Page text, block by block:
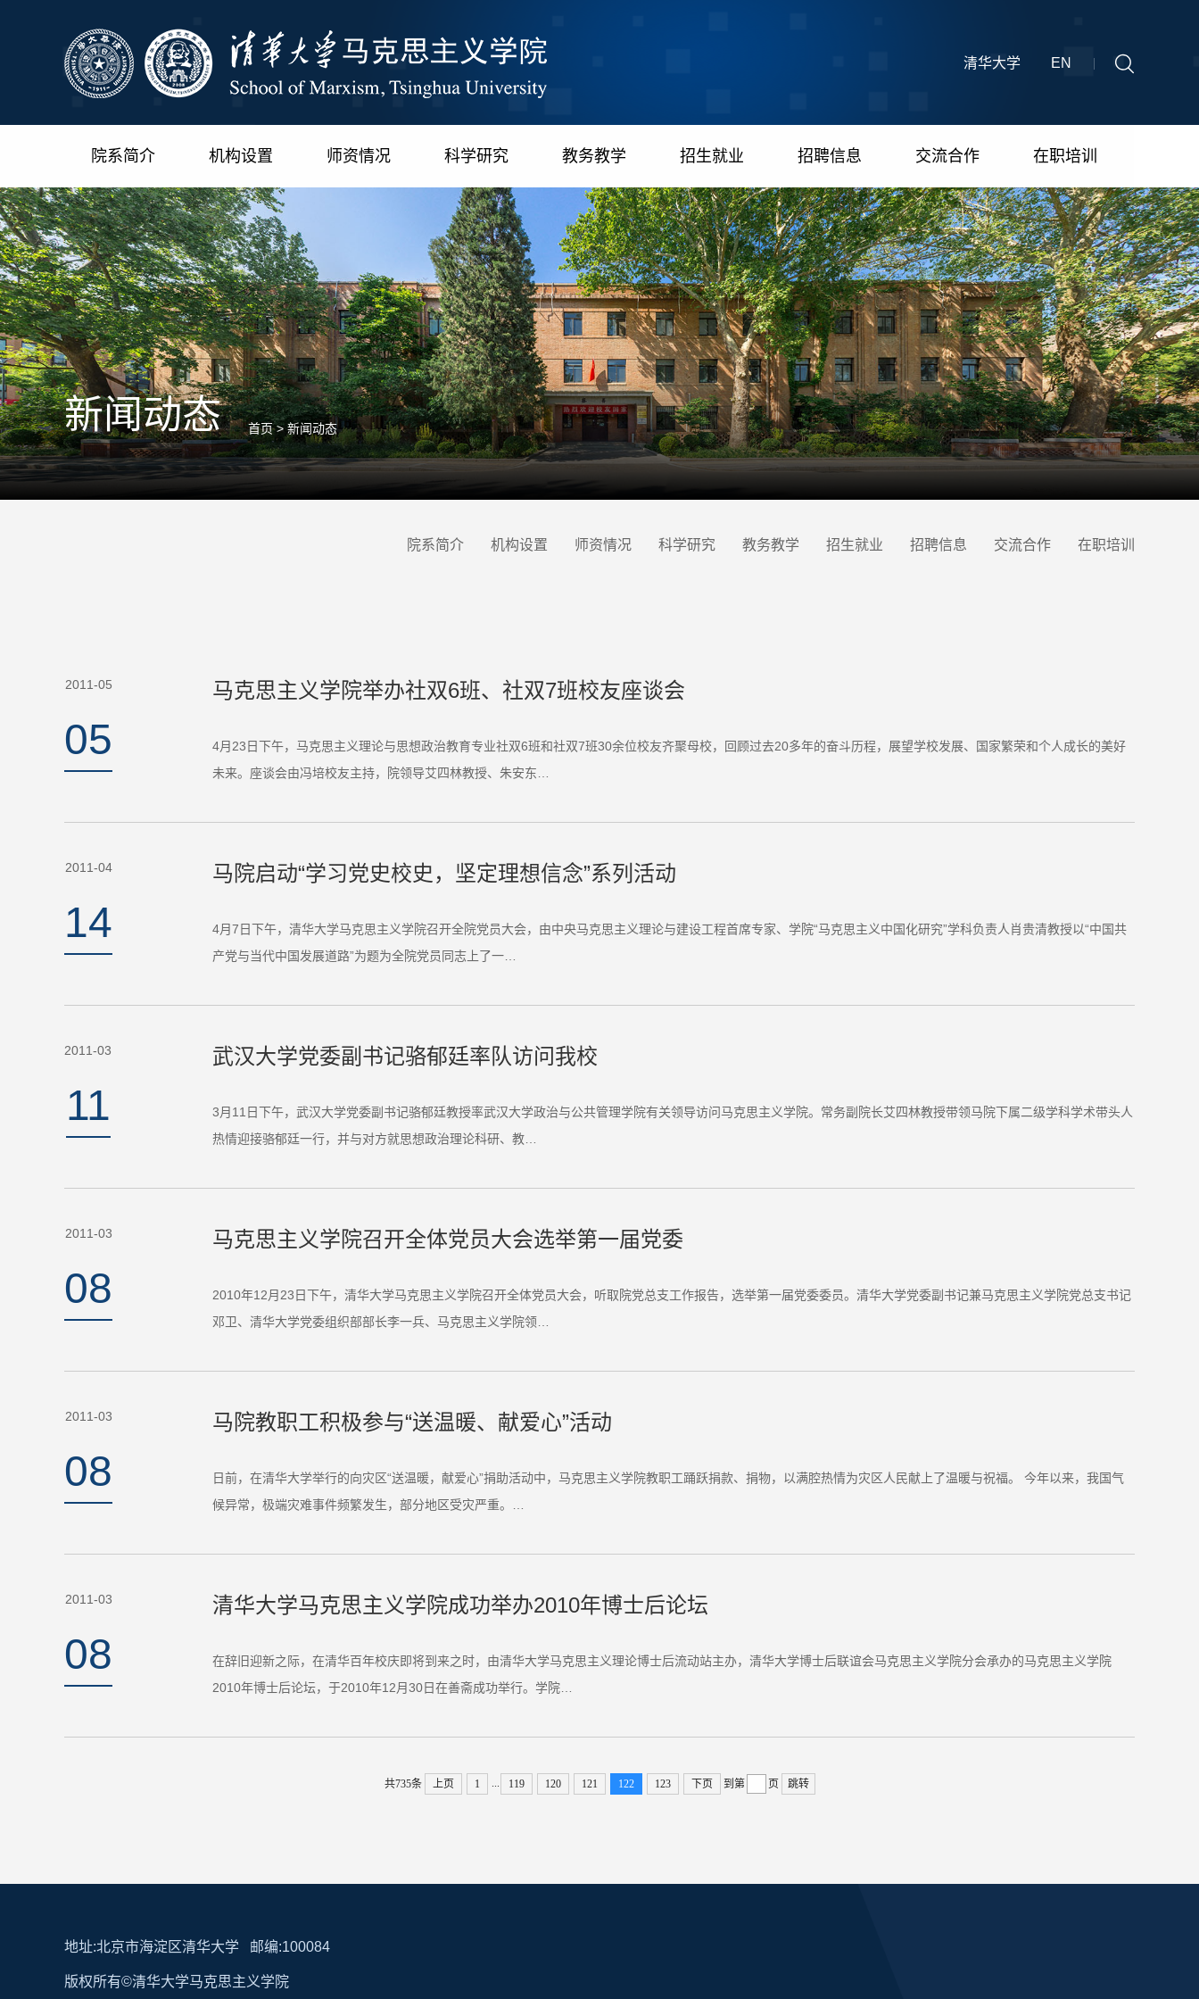
清华大学 EN
院系简介 机构设置 师资情况 科学研究 教务教学 招生就业 招聘信息 交流合作 在职培训
新闻动态 首页>新闻动态
院系简介 机构设置 师资情况 科学研究 教务教学 招生就业 招聘信息 交流合作 在职培训
2011-05
05
马克思主义学院举办社双6班、社双7班校友座谈会
4月23日下午，马克思主义理论与思想政治教育专业社双6班和社双7班30余位校友齐聚母校，回顾过去20多年的奋斗历程，展望学校发展、国家繁荣和个人成长的美好
未来。座谈会由冯培校友主持，院领导艾四林教授、朱安东…
2011-04
14
马院启动“学习党史校史，坚定理想信念”系列活动
4月7日下午，清华大学马克思主义学院召开全院党员大会，由中央马克思主义理论与建设工程首席专家、学院“马克思主义中国化研究”学科负责人肖贵清教授以“中国共
产党与当代中国发展道路”为题为全院党员同志上了一…
2011-03
11
武汉大学党委副书记骆郁廷率队访问我校
3月11日下午，武汉大学党委副书记骆郁廷教授率武汉大学政治与公共管理学院有关领导访问马克思主义学院。常务副院长艾四林教授带领马院下属二级学科学术带头人
热情迎接骆郁廷一行，并与对方就思想政治理论科研、教…
2011-03
08
马克思主义学院召开全体党员大会选举第一届党委
2010年12月23日下午，清华大学马克思主义学院召开全体党员大会，听取院党总支工作报告，选举第一届党委委员。清华大学党委副书记兼马克思主义学院党总支书记
邓卫、清华大学党委组织部部长李一兵、马克思主义学院领…
2011-03
08
马院教职工积极参与“送温暖、献爱心”活动
日前，在清华大学举行的向灾区“送温暖，献爱心”捐助活动中，马克思主义学院教职工踊跃捐款、捐物，以满腔热情为灾区人民献上了温暖与祝福。 今年以来，我国气
候异常，极端灾难事件频繁发生，部分地区受灾严重。…
2011-03
08
清华大学马克思主义学院成功举办2010年博士后论坛
在辞旧迎新之际，在清华百年校庆即将到来之时，由清华大学马克思主义理论博士后流动站主办，清华大学博士后联谊会马克思主义学院分会承办的马克思主义学院
2010年博士后论坛，于2010年12月30日在善斋成功举行。学院…
共735条 上页 1 119 120 121 122 123 下页 到第 页 跳转
地址:北京市海淀区清华大学 邮编:100084
版权所有©清华大学马克思主义学院